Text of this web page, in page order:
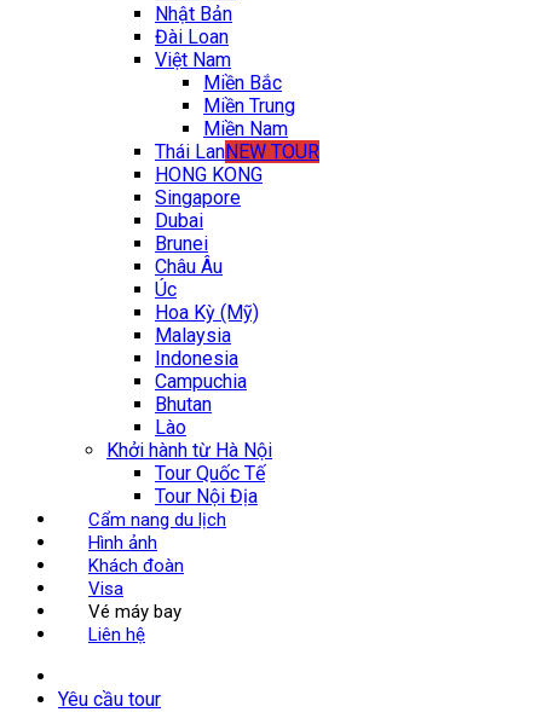
Nhật Bản
Đài Loan
Việt Nam
Miền Bắc
Miền Trung
Miền Nam
Thái LanNEW TOUR
HONG KONG
Singapore
Dubai
Brunei
Châu Âu
Úc
Hoa Kỳ (Mỹ)
Malaysia
Indonesia
Campuchia
Bhutan
Lào
Khởi hành từ Hà Nội
Tour Quốc Tế
Tour Nội Địa
Cẩm nang du lịch
Hình ảnh
Khách đoàn
Visa
Vé máy bay
Liên hệ
Yêu cầu tour